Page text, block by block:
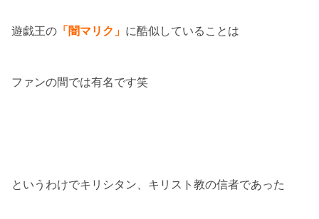
遊戯王の 「闇マリク」 に酷似していることは
ファンの間では有名です笑
というわけでキリシタン、キリスト教の信者であった